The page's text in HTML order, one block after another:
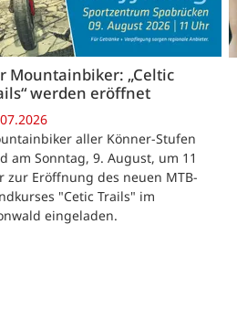
Mountainbiker: „Celtic
werden eröffnet
aller Könner-Stufen
am Sonntag, 9. August, um 11
zur Eröffnung des neuen MTB-
"Cetic Trails" im
eingeladen.